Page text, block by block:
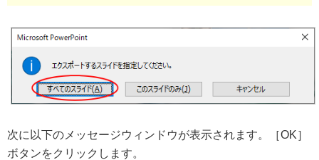
次に以下のメッセージウィンドウが表示されます。［OK］
ボタンをクリックします。